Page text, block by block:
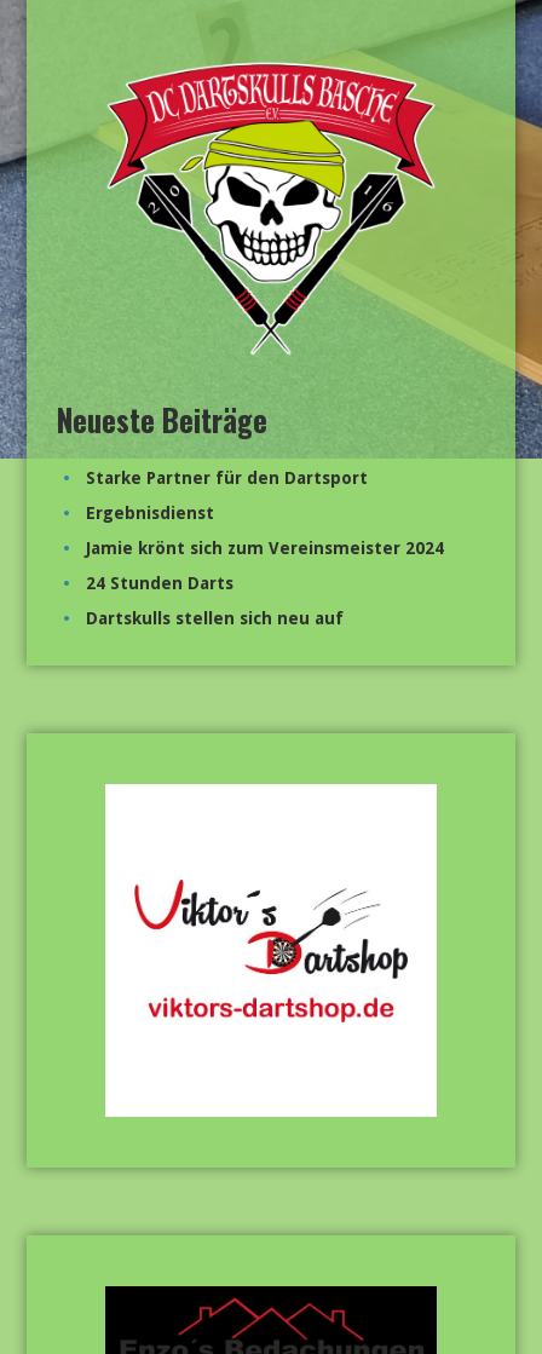
Neueste Beiträge
Starke Partner für den Dartsport
Ergebnisdienst
Jamie krönt sich zum Vereinsmeister 2024
24 Stunden Darts
Dartskulls stellen sich neu auf